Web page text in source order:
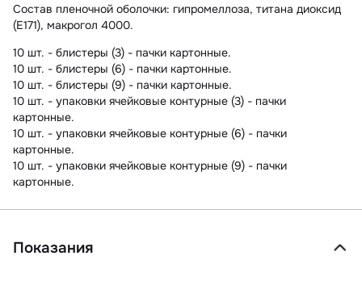
Состав пленочной оболочки: гипромеллоза, титана диоксид
(E171), макрогол 4000.
10 шт. - блистеры (3) - пачки картонные.
10 шт. - блистеры (6) - пачки картонные.
10 шт. - блистеры (9) - пачки картонные.
10 шт. - упаковки ячейковые контурные (3) - пачки
картонные.
10 шт. - упаковки ячейковые контурные (6) - пачки
картонные.
10 шт. - упаковки ячейковые контурные (9) - пачки
картонные.
Показания